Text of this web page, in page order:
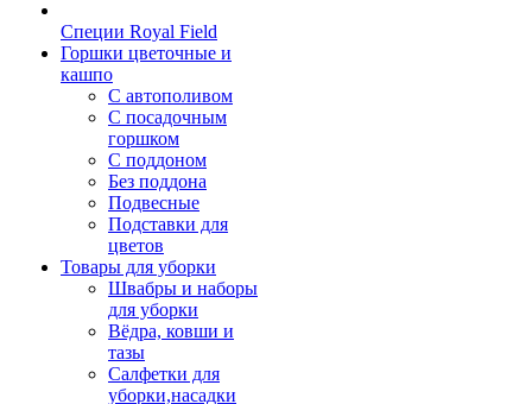
Специи Royal Field
Горшки цветочные и
кашпо
С автополивом
С посадочным
горшком
С поддоном
Без поддона
Подвесные
Подставки для
цветов
Товары для уборки
Швабры и наборы
для уборки
Вёдра, ковши и
тазы
Салфетки для
уборки,насадки